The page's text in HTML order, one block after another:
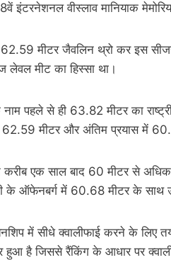
इंटरनेशनल वीस्लाव मानियाक
62.59 मीटर जैवलिन थ्रो कर इस
लेवल मीट का हिस्सा था।
पहले से ही 63.82 मीटर का
62.59 मीटर और अंतिम प्रयास में
करीब एक साल बाद 60 मीटर से
के ऑफेनबर्ग में 60.68 मीटर के साथ
में सीधे क्वालीफाई करने के
हुआ है जिससे रैंकिंग के आधार पर